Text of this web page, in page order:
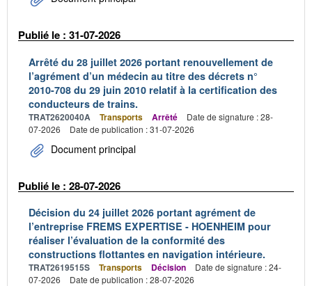
Publié le : 31-07-2026
Arrêté du 28 juillet 2026 portant renouvellement de
l’agrément d’un médecin au titre des décrets n°
2010-708 du 29 juin 2010 relatif à la certification des
conducteurs de trains.
TRAT2620040A Transports Arrêté
Date de signature : 28-
07-2026
Date de publication : 31-07-2026
Document principal
Publié le : 28-07-2026
Décision du 24 juillet 2026 portant agrément de
l’entreprise FREMS EXPERTISE - HOENHEIM pour
réaliser l’évaluation de la conformité des
constructions flottantes en navigation intérieure.
TRAT2619515S Transports Décision
Date de signature : 24-
07-2026
Date de publication : 28-07-2026